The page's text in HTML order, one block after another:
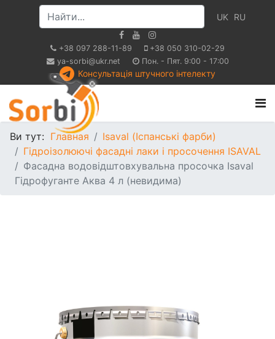
UK RU
+38 097 288-11-89
+38 050 310-02-29
ya-sorbi@ukr.net
Пон. - Пят. 9:00 - 17:00
Консультація штучного інтелекту
Ви тут: Главная
Isaval (Іспанські фарби)
Гідроізолюючі фасадні лаки і просочення ISAVAL
Фасадна водовідштовхувальна просочка Isaval
Гідрофуганте Аква 4 л (невидима)